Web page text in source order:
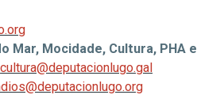
Mar, Mocidade, Cultura, PHA e
cultura@deputacionlugo.gal